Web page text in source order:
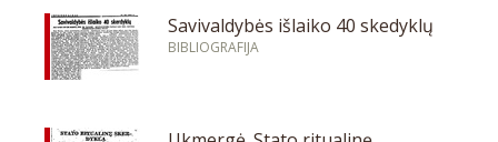
Savivaldybės išlaiko 40 skedyklų
BIBLIOGRAFIJA